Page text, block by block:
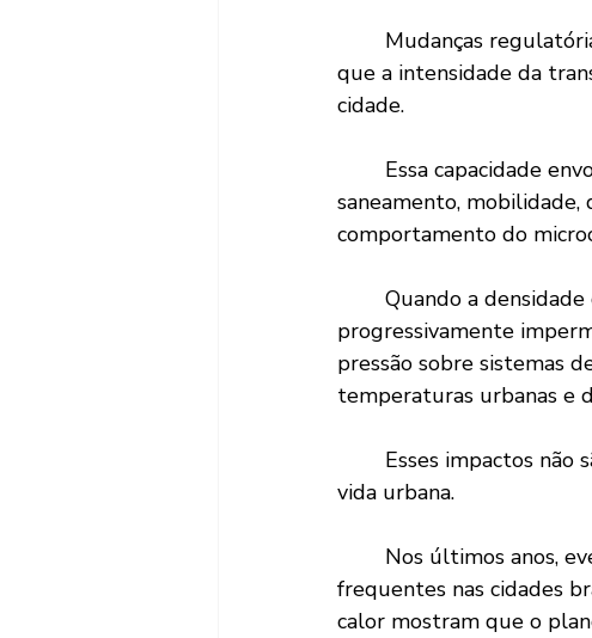
que a intensidade da
cidade.
saneamento, mobilidade,
comportamento do
progressivamente
pressão sobre sistemas
temperaturas urbanas e
vida urbana.
frequentes nas cidades
calor mostram que o